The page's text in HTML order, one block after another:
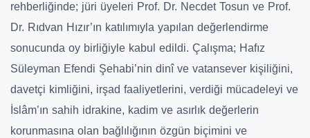
rehberliğinde; jüri üyeleri Prof. Dr. Necdet Tosun ve Prof.
Dr. Rıdvan Hızır’ın katılımıyla yapılan değerlendirme
sonucunda oy birliğiyle kabul edildi. Çalışma; Hafız
Süleyman Efendi Şehabi’nin dinî ve vatansever kişiliğini,
davetçi kimliğini, irşad faaliyetlerini, verdiği mücadeleyi ve
İslâm’ın sahih idrakine, kadim ve asırlık değerlerin
korunmasına olan bağlılığının özgün biçimini ve